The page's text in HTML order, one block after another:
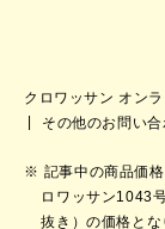
クロワッサン オン
その他のお問い合
記事中の商品価
ロワッサン1043
抜き）の価格とな